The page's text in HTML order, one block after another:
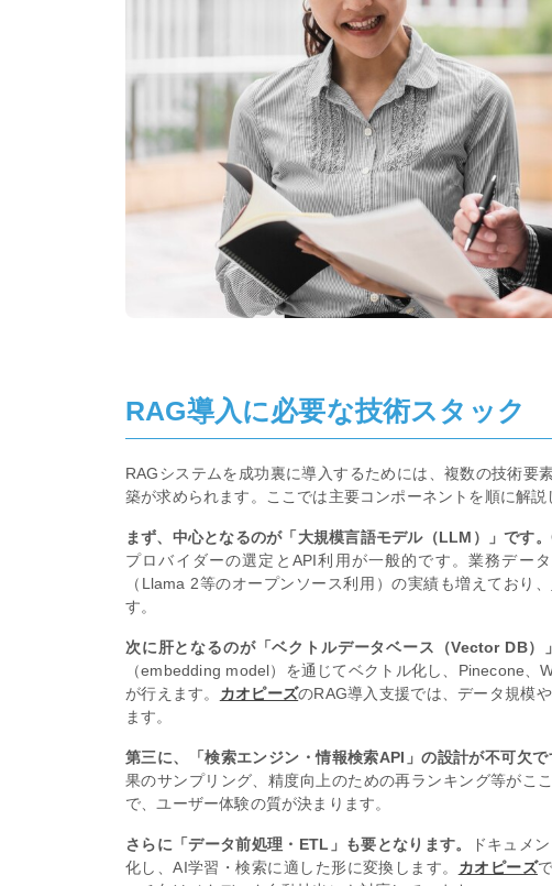
RAG導入に必要な技術スタック
RAGシステムを成功裏に導入するためには、複数の技術要
築が求められます。ここでは主要コンポーネントを順に解説
まず、中心となるのが「大規模言語モデル（LLM）」です。
プロバイダーの選定とAPI利用が一般的です。業務デー
（Llama 2等のオープンソース利用）の実績も増えており、
す。
次に肝となるのが「ベクトルデータベース（Vector DB）
（embedding model）を通じてベクトル化し、Pinecone
が行えます。 カオピーズのRAG導入支援では、データ規模
ます。
第三に、「検索エンジン・情報検索API」の設計が不可欠で
果のサンプリング、精度向上のための再ランキング等がこ
で、ユーザー体験の質が決まります。
さらに「データ前処理・ETL」も要となります。
ドキュメ
化し、AI学習・検索に適した形に変換します。 カオピーズ